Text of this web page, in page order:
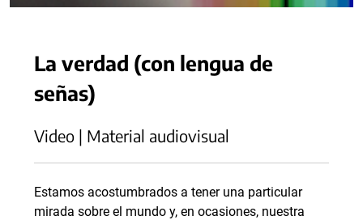
La verdad (con lengua de
señas)
Video | Material audiovisual
Estamos acostumbrados a tener una particular
mirada sobre el mundo y, en ocasiones, nuestra